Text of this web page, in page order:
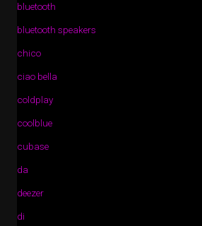
bluetooth
bluetooth speakers
chico
ciao bella
coldplay
coolblue
cubase
da
deezer
di